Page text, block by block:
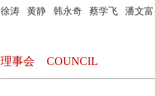
徐涛 黄静 韩永奇 蔡学飞 潘文富
理事会 COUNCIL